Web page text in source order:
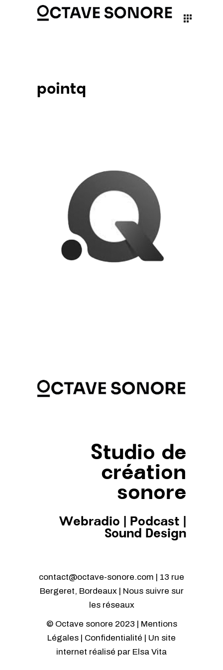
pointq
Studio de
création
sonore
Webradio Podcast
Sound Design
contact@octave-sonore.com | 13 rue
Bergeret, Bordeaux | Nous suivre sur
les réseaux
© Octave sonore 2023 | Mentions
Légales | Confidentialité | Un site
internet réalisé par Elsa Vita